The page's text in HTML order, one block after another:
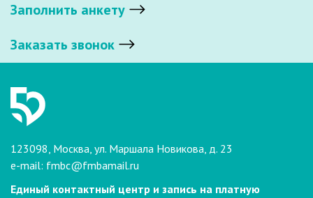
Заполнить анкету
Заказать звонок
123098, Москва, ул. Маршала Новикова, д. 23
e-mail: fmbc@fmbamail.ru
Единый контактный центр и запись на платную